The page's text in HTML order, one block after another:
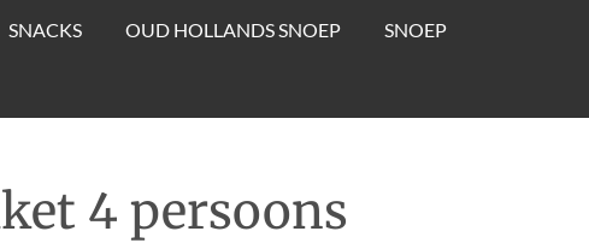
SNACKS OUD HOLLANDS SNOEP SNOEP
4 persoons